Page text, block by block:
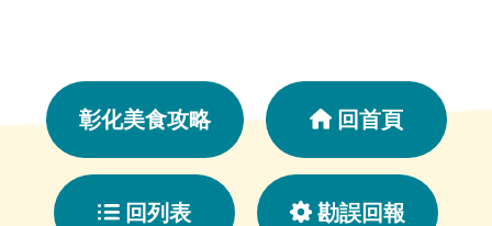
彰化美食攻略 回首頁
回列表 勘誤回報